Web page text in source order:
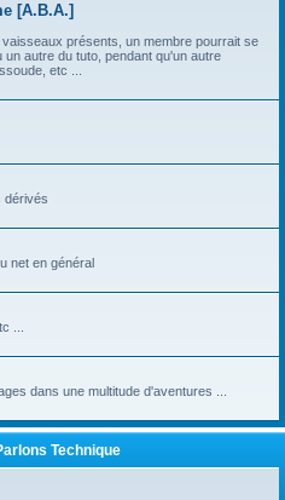
[A.B.A.]
présents, un membre pourrait se
autre du tuto, pendant qu'un autre
etc ...
dérivés
net en général
...
dans une multitude d'aventures ...
Technique